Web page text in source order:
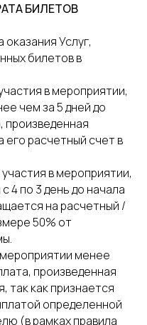
БИЛЕТОВ
оказания Услуг,
билетов в
в мероприятии,
чем за 5 дней до
произведенная
его расчетный счет в
участия в мероприятии,
4 по 3 день до начала
на расчетный /
50% от
мероприятии менее
произведенная
так как признается
определенной
(в рамках правила